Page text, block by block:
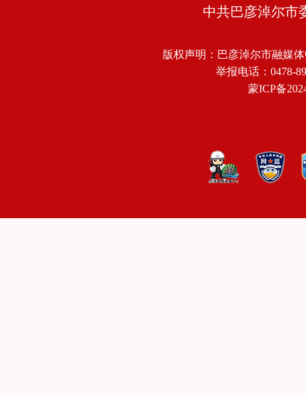
中共巴彦淖尔市
版权声明：巴彦淖尔市融媒
举报电话：0478-
蒙ICP备